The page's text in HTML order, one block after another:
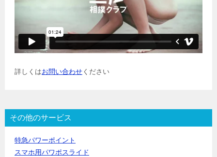
詳しくはお問い合わせください
その他のサービス
特急パワーポイント
スマホ用パワポスライド